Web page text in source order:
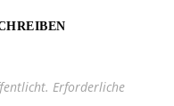
Erforderliche